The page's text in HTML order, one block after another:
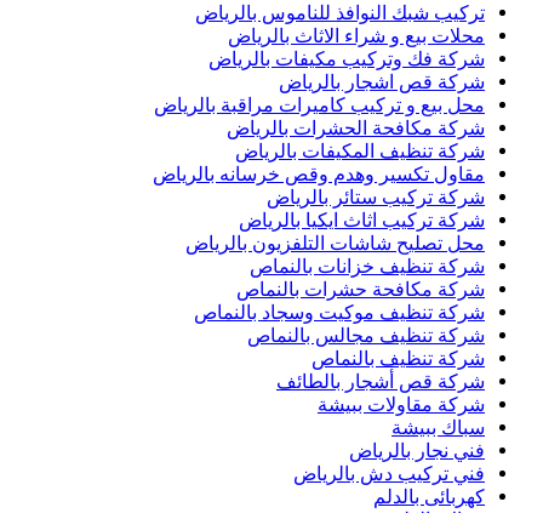
تركيب شبك النوافذ للناموس بالرياض
محلات بيع و شراء الاثاث بالرياض
شركة فك وتركيب مكيفات بالرياض
شركة قص اشجار بالرياض
محل بيع و تركيب كاميرات مراقبة بالرياض
شركة مكافحة الحشرات بالرياض
شركة تنظيف المكيفات بالرياض
مقاول تكسير وهدم وقص خرسانه بالرياض
شركة تركيب ستائر بالرياض
شركة تركيب اثاث ايكيا بالرياض
محل تصليح شاشات التلفزيون بالرياض
شركة تنظيف خزانات بالنماص
شركة مكافحة حشرات بالنماص
شركة تنظيف موكيت وسجاد بالنماص
شركة تنظيف مجالس بالنماص
شركة تنظيف بالنماص
شركة قص أشجار بالطائف
شركة مقاولات ببيشة
سباك ببيشة
فني نجار بالرياض
فني تركيب دش بالرياض
كهربائى بالدلم